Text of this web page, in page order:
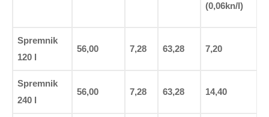
(0,06kn/l)
Spremnik
120 l
56,00 7,28 63,28 7,20
Spremnik
240 l
56,00 7,28 63,28 14,40